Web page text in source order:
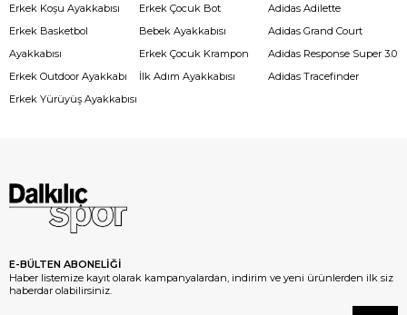
Erkek Koşu Ayakkabısı
Erkek Basketbol
Ayakkabısı
Erkek Outdoor Ayakkabı
Erkek Yürüyüş Ayakkabısı
Erkek Çocuk Bot
Bebek Ayakkabısı
Erkek Çocuk Krampon
İlk Adım Ayakkabısı
Adidas Adilette
Adidas Grand Court
Adidas Response Super 3.0
Adidas Tracefinder
E-BÜLTEN ABONELİĞİ
Haber listemize kayıt olarak kampanyalardan, indirim ve yeni ürünlerden ilk siz
haberdar olabilirsiniz.